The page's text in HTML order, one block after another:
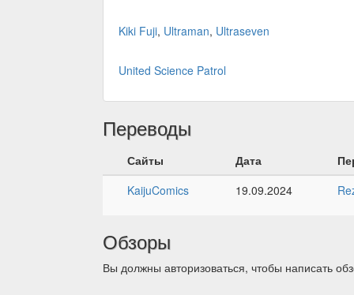
Kiki Fuji, Ultraman, Ultraseven
United Science Patrol
Переводы
Сайты Дата
KaijuComics
19.09.2024
Обзоры
Вы должны авторизоваться, чтобы написать